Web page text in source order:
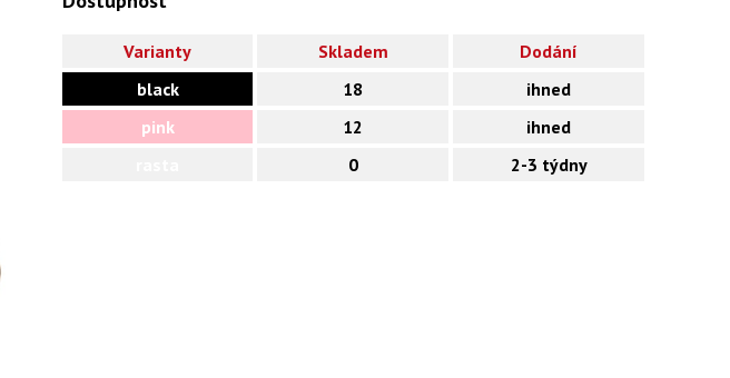
Varianty Skladem
Dodání
black
18
ihned
pink
12
ihned
0 2-3 týdny